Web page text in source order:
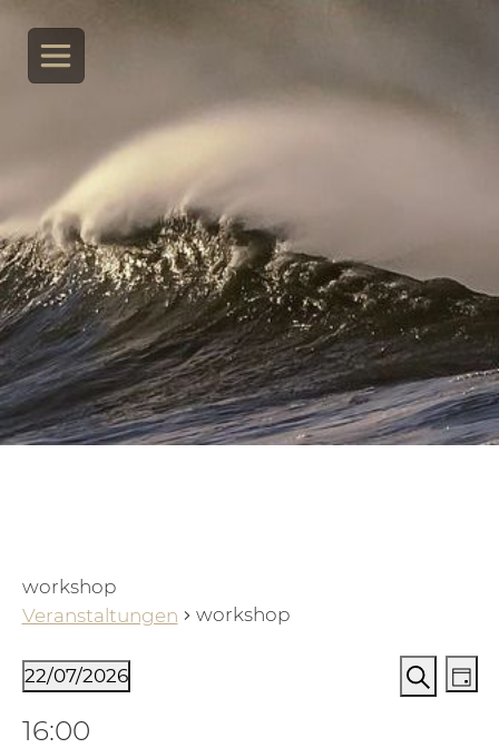
workshop
Veranstaltungen
workshop
Veranstaltungen für 22. Juli 2026
Suche
Suche
Tag
22/07/2026
wählen.
16:00